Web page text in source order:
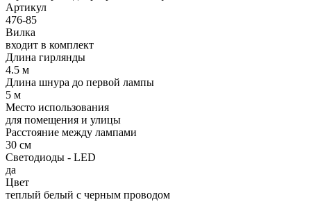
Артикул
476-85
Вилка
входит в комплект
Длина гирлянды
4.5 м
Длина шнура до первой лампы
5 м
Место использования
для помещения и улицы
Расстояние между лампами
30 см
Светодиоды - LED
да
Цвет
теплый белый с черным проводом